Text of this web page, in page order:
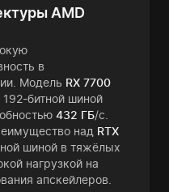
AMD
в
Модель RX 7700
битной шиной
432 ГБ/с.
над RTX
шиной в тяжёлых
нагрузкой на
апскейлеров.